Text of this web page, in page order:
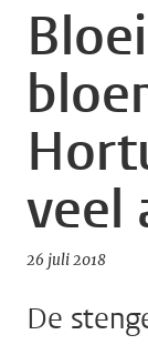
veel
26 juli 2018
De